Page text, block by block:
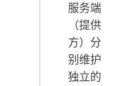
服务端
（提供
方）分
别维护
独立的